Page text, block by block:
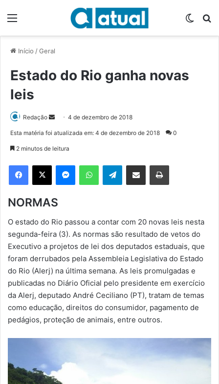
Início /Geral
Estado do Rio ganha novas
leis
Redação
d
e
m
e
m
a
i
l
4 de dezembro de 2018
Esta matéria foi atualizada em: 4 de dezembro de 2018 0
2 minutos de leitura
Telegram
NORMAS
O estado do Rio passou a contar com 20 novas leis nesta
segunda-feira (3). As normas são resultado de vetos do
Executivo a projetos de lei dos deputados estaduais, que
foram derrubados pela Assembleia Legislativa do Estado
do Rio (Alerj) na última semana. As leis promulgadas e
publicadas no Diário Oficial pelo presidente em exercício
da Alerj, deputado André Ceciliano (PT), tratam de temas
como educação, direitos do consumidor, pagamento de
pedágios, proteção de animais, entre outros.